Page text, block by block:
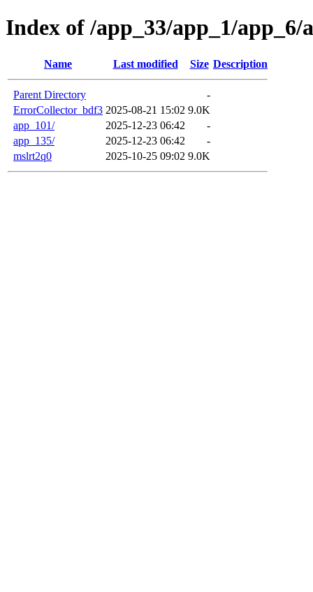
Index of /app_33/app_1/app_6/
Name Last modified Size Description
Parent Directory
-
ErrorCollector_bdf3 2025-08-21 15:02 9.0K
app_101/
2025-12-23 06:42
-
app_135/
2025-12-23 06:42
-
mslrt2q0
2025-10-25 09:02 9.0K